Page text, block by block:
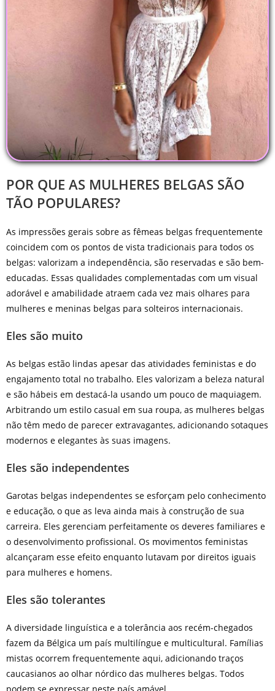
POR QUE AS MULHERES BELGAS SÃO
TÃO POPULARES?
As impressões gerais sobre as fêmeas belgas frequentemente
coincidem com os pontos de vista tradicionais para todos os
belgas: valorizam a independência, são reservadas e são bem-
educadas. Essas qualidades complementadas com um visual
adorável e amabilidade atraem cada vez mais olhares para
mulheres e meninas belgas para solteiros internacionais.
Eles são muito
As belgas estão lindas apesar das atividades feministas e do
engajamento total no trabalho. Eles valorizam a beleza natural
e são hábeis em destacá-la usando um pouco de maquiagem.
Arbitrando um estilo casual em sua roupa, as mulheres belgas
não têm medo de parecer extravagantes, adicionando sotaques
modernos e elegantes às suas imagens.
Eles são independentes
Garotas belgas independentes se esforçam pelo conhecimento
e educação, o que as leva ainda mais à construção de sua
carreira. Eles gerenciam perfeitamente os deveres familiares e
o desenvolvimento profissional. Os movimentos feministas
alcançaram esse efeito enquanto lutavam por direitos iguais
para mulheres e homens.
Eles são tolerantes
A diversidade linguística e a tolerância aos recém-chegados
fazem da Bélgica um país multilíngue e multicultural. Famílias
mistas ocorrem frequentemente aqui, adicionando traços
caucasianos ao olhar nórdico das mulheres belgas. Todos